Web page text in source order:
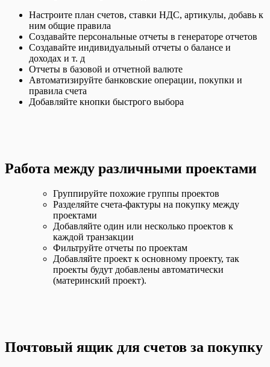
Настроите план счетов, ставки НДС, артикулы, добавь к
ним общие правила
Создавайте персональные отчеты в генераторе отчетов
Создавайте индивидуальный отчеты о балансе и
доходах и т. д
Отчеты в базовой и отчетной валюте
Автоматизируйте банковские операции, покупки и
правила счета
Добавляйте кнопки быстрого выбора
Работа между различными проектами
Группируйте похожие группы проектов
Разделяйте счета-фактуры на покупку между
проектами
Добавляйте один или несколько проектов к
каждой транзакции
Фильтруйте отчеты по проектам
Добавляйте проект к основному проекту, так
проекты будут добавлены автоматически
(материнский проект).
Почтовый ящик для счетов за покупку